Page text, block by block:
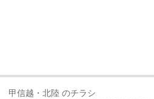
甲信越・北陸 のチラシ